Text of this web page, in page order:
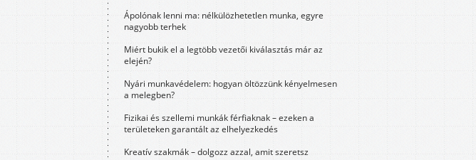
Ápolónak lenni ma: nélkülözhetetlen munka, egyre
nagyobb terhek
Miért bukik el a legtöbb vezetői kiválasztás már az
elején?
Nyári munkavédelem: hogyan öltözzünk kényelmesen
a melegben?
Fizikai és szellemi munkák férfiaknak – ezeken a
területeken garantált az elhelyezkedés
Kreatív szakmák – dolgozz azzal, amit szeretsz